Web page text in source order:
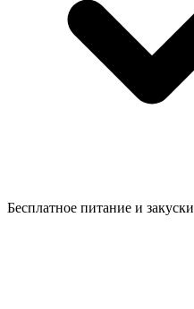
Бесплатное питание и закуски